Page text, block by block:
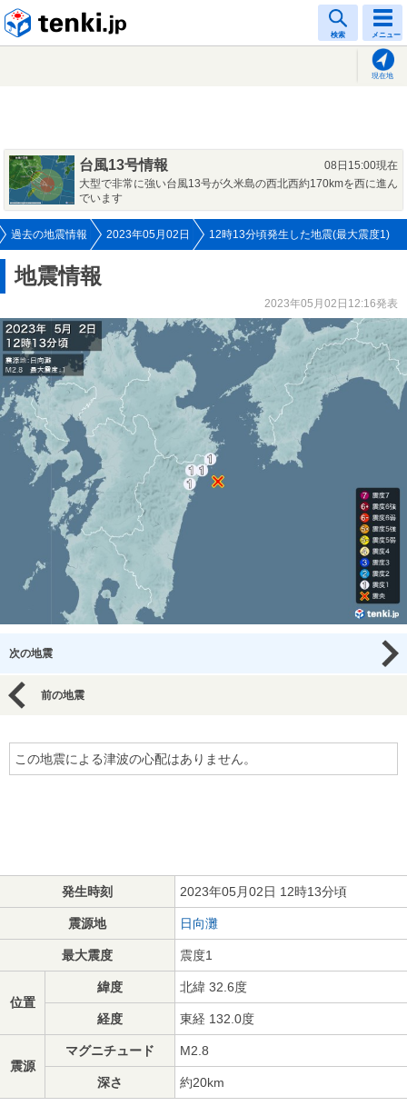
検索 メニュー
現在地
台風13号情報
08日15:00現在
大型で非常に強い台風13号が久米島の西北西約170kmを西に進ん
でいます
過去の地震情報 2023年05月02日 12時13分頃発生した地震(最大震度1)
地震情報
2023年05月02日12:16発表
次の地震
前の地震
この地震による津波の心配はありません。
発生時刻 2023年05月02日 12時13分頃
震源地 日向灘
最大震度 震度1
位置
緯度 北緯 32.6度
経度 東経 132.0度
震源
マグニチュード M2.8
深さ 約20km